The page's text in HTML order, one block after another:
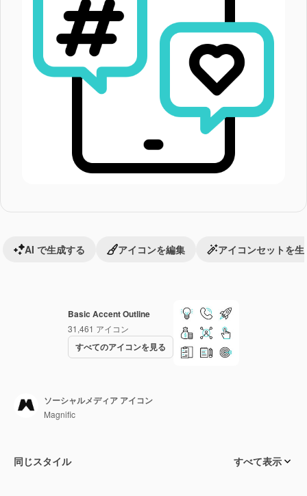
Basic Accent Outline
31,461 アイコン
すべてのアイコンを見る
AI で生成する アイコンを編集 アイコンセットを生
ソーシャルメディア アイコン
Magnific
同じスタイル すべて表示